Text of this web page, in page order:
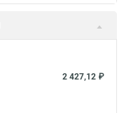
2 427,12 ₽